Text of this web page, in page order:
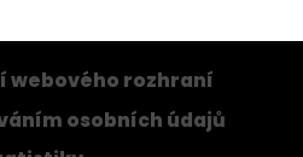
webového rozhraní
osobních údajů